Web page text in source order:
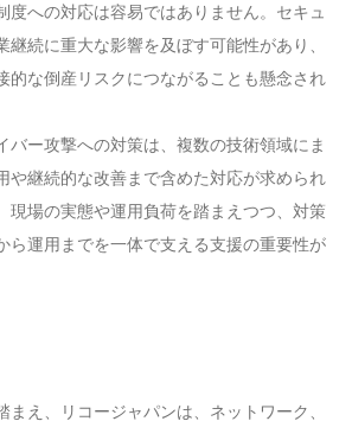
度への対応は容易ではありません。セキュ
継続に重大な影響を及ぼす可能性があり、
的な倒産リスクにつながることも懸念され
ー攻撃への対策は、複数の技術領域にま
や継続的な改善まで含めた対応が求められ
現場の実態や運用負荷を踏まえつつ、対策
ら運用までを一体で支える支援の重要性が
え、リコージャパンは、ネットワーク、